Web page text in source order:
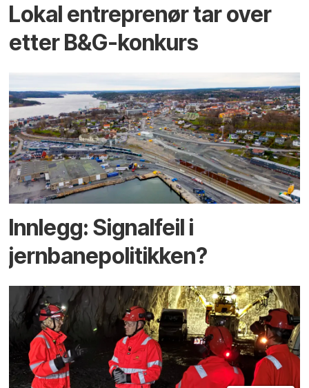
Lokal entreprenør tar over
etter B&G-konkurs
Innlegg: Signalfeil i
jernbanepolitikken?